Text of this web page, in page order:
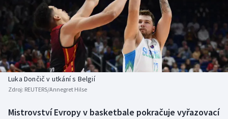
Baseball a softbal
Basketbal
Biatlon
Boby a skeleton
Box
Soutěže
Historické návraty
Aplikace ČT sport
AZ kvíz
Luka Dončič v utkání s Belgií
Zdroj: REUTERS/Annegret Hilse
Mistrovství Evropy v basketbale pokračuje vyřazovací